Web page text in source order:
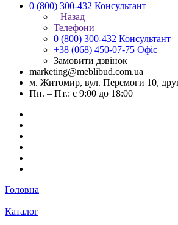
0 (800) 300-432 Консультант
Назад
Телефони
0 (800) 300-432 Консультант
+38 (068) 450-07-75 Офіс
Замовити дзвінок
marketing@meblibud.com.ua
м. Житомир, вул. Перемоги 10,
Пн. – Пт.: с 9:00 до 18:00
Головна
Каталог